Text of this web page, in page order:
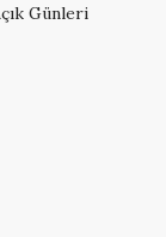
Günleri